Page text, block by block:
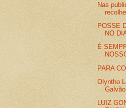
Nas
POSSE
NO
É
PARA
Olyntho
Galvão
LUIZ